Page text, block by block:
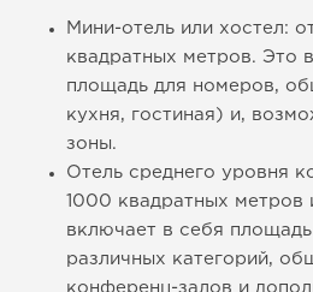
Мини-отель или хостел:
квадратных метров. Это
площадь для номеров,
кухня, гостиная) и,
зоны.
Отель среднего уровня
1000 квадратных метров
включает в себя
различных категорий,
конференц-залов и